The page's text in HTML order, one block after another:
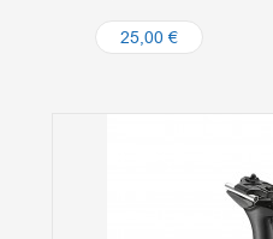
25,00 €